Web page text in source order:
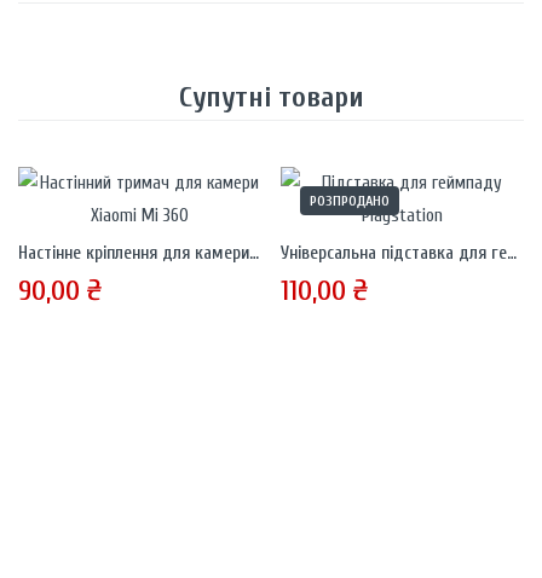
Супутні товари
Настінне кріплення для камери Xiaomi Mi 360 Home Security
90,00 ₴
РОЗПРОДАНО
Універсальна підставка для геймпадів Playstation та Xbox
110,00 ₴